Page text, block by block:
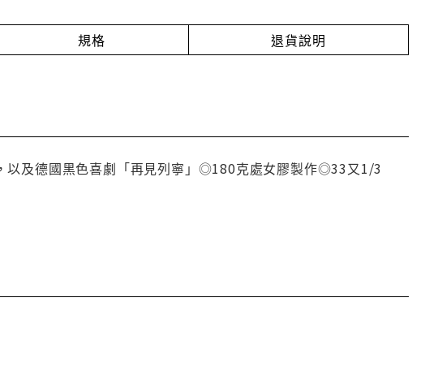
規格 退貨說明
以及德國黑色喜劇「再見列寧」◎180克處女膠製作◎33又1/3